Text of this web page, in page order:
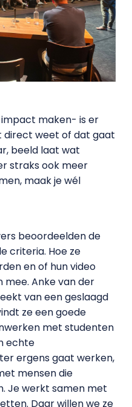
maken- is er
direct weet of dat gaat
beeld laat wat
straks ook meer
maak je wél
beoordeelden de
criteria. Hoe ze
en of hun video
mee. Anke van der
van een geslaagd
ze een goede
met studenten
echte
ergens gaat werken,
mensen die
Je werkt samen met
Daar willen we ze